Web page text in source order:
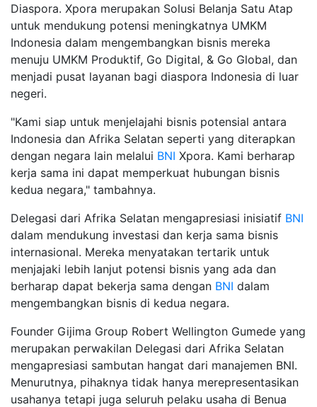
Diaspora. Xpora merupakan Solusi Belanja Satu Atap
untuk mendukung potensi meningkatnya UMKM
Indonesia dalam mengembangkan bisnis mereka
menuju UMKM Produktif, Go Digital, & Go Global, dan
menjadi pusat layanan bagi diaspora Indonesia di luar
negeri.
"Kami siap untuk menjelajahi bisnis potensial antara
Indonesia dan Afrika Selatan seperti yang diterapkan
dengan negara lain melalui BNI Xpora. Kami berharap
kerja sama ini dapat memperkuat hubungan bisnis
kedua negara," tambahnya.
Delegasi dari Afrika Selatan mengapresiasi inisiatif BNI
dalam mendukung investasi dan kerja sama bisnis
internasional. Mereka menyatakan tertarik untuk
menjajaki lebih lanjut potensi bisnis yang ada dan
berharap dapat bekerja sama dengan BNI dalam
mengembangkan bisnis di kedua negara.
Founder Gijima Group Robert Wellington Gumede yang
merupakan perwakilan Delegasi dari Afrika Selatan
mengapresiasi sambutan hangat dari manajemen BNI.
Menurutnya, pihaknya tidak hanya merepresentasikan
usahanya tetapi juga seluruh pelaku usaha di Benua